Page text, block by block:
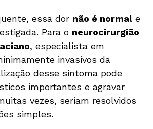
essa dor não é normal e
Para o neurocirurgião
, especialista em
invasivos da
desse sintoma pode
importantes e agravar
vezes, seriam resolvidos
simples.